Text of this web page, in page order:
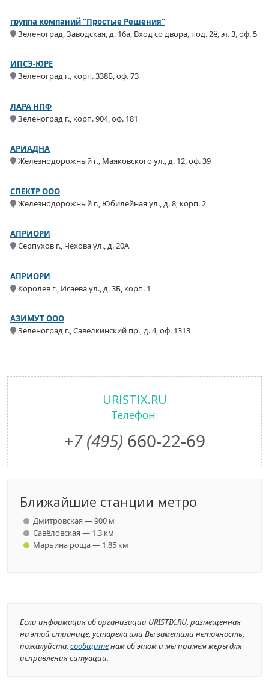
группа компаний "Простые Решения"
Зеленоград, Заводская, д. 16а, Вход со двора, под. 2ё, эт. 3, оф. 5
ИПСЭ-ЮРЕ
Зеленоград г., корп. 338Б, оф. 73
ЛАРА НПФ
Зеленоград г., корп. 904, оф. 181
АРИАДНА
Железнодорожный г., Маяковского ул., д. 12, оф. 39
СПЕКТР ООО
Железнодорожный г., Юбилейная ул., д. 8, корп. 2
АПРИОРИ
Серпухов г., Чехова ул., д. 20А
АПРИОРИ
Королев г., Исаева ул., д. 3Б, корп. 1
АЗИМУТ ООО
Зеленоград г., Савелкинский пр., д. 4, оф. 1313
URISTIX.RU
Телефон:
+7 (495) 660-22-69
Ближайшие станции метро
Дмитровская — 900 м
Савёловская — 1.3 км
Марьина роща — 1.85 км
Если информация об организации URISTIX.RU, размещенная
на этой странице, устарела или Вы заметили неточность,
пожалуйста, сообщитенам об этом и мы примем меры для
исправления ситуации.